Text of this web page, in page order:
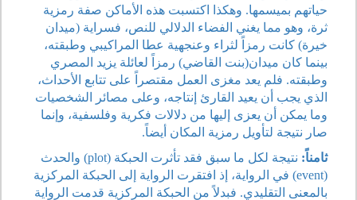
حياتهم بميسمها. وهكذا اكتسبت هذه الأماكن صفة رمزية
ثرة، وهو مما يغني الفضاء الدلالي للنص، فسراية (ميدان
خيرة) كانت رمزاً لثراء وعنجهية عطا المراكيبي وطبقته،
بينما كان ميدان(بنت القاضي) رمزاً لعائلة يزيد المصري
وطبقته. فلم يعد مغزى العمل مقتصراً على تتابع الأحداث،
الذي يجب أن يعيد القارئ إنتاجه، وعلى مصائر الشخصيات
وما يمكن أن يعزى إليها من دلالات فكرية وفلسفية، وإنما
صار نتيجة لتأويل رمزية المكان أيضاً.
ثامناً:
نتيجة لكل ما سبق فقد تأثرت الحبكة (plot) والحدث
(event) في الرواية، إذ افتقرت الرواية إلى الحبكة المركزية
بالمعنى التقليدي. فبدلاً من الحبكة المركزية قدمت الرواية